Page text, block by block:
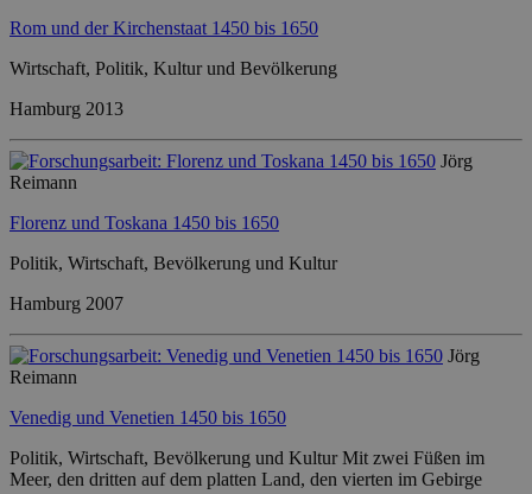
Rom und der Kirchenstaat 1450 bis 1650
Wirtschaft, Politik, Kultur und Bevölkerung
Hamburg 2013
Jörg
Reimann
Florenz und Toskana 1450 bis 1650
Politik, Wirtschaft, Bevölkerung und Kultur
Hamburg 2007
Jörg
Reimann
Venedig und Venetien 1450 bis 1650
Politik, Wirtschaft, Bevölkerung und Kultur Mit zwei Füßen im
Meer, den dritten auf dem platten Land, den vierten im Gebirge